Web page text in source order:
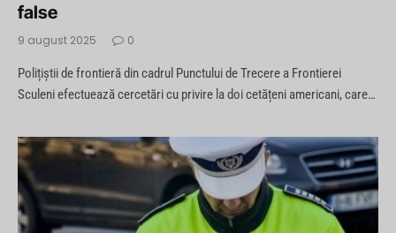
false
9 august 2025 0
Polițiștii de frontieră din cadrul Punctului de Trecere a Frontierei
Sculeni efectuează cercetări cu privire la doi cetățeni americani, care…